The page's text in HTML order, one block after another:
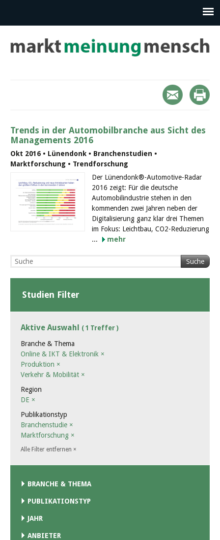
Trends in der Automobilbranche aus Sicht des
Managements 2016
Okt 2016 • Lünendonk • Branchenstudien •
Marktforschung • Trendforschung
Der Lünendonk®-Automotive-Radar
2016 zeigt: Für die deutsche
Automobilindustrie stehen in den
kommenden zwei Jahren neben der
Digitalisierung ganz klar drei Themen
im Fokus: Leichtbau, CO2-Reduzierung
...
mehr
Suche
Studien Filter
Aktive Auswahl ( 1 Treffer )
Branche & Thema
Online & IKT & Elektronik ×
Produktion ×
Verkehr & Mobilität ×
Region
DE ×
Publikationstyp
Branchenstudie ×
Marktforschung ×
Alle Filter entfernen ×
BRANCHE & THEMA
PUBLIKATIONSTYP
JAHR
ANBIETER